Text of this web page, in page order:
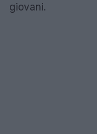
giovani.